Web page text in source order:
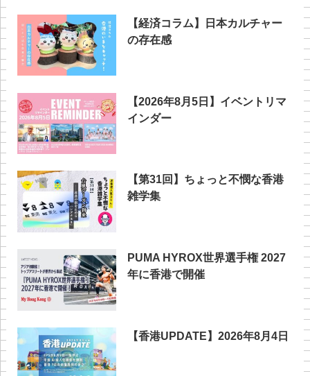
【経済コラム】日本カルチャー
の存在感
【2026年8月5日】イベントリマ
インダー
【第31回】ちょっと不憫な香港
雑学集
PUMA HYROX世界選手権 2027
年に香港で開催
【香港UPDATE】2026年8月4日